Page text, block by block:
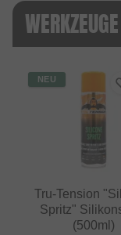
NEU
Tru-Tension
Spritz"
(500ml)